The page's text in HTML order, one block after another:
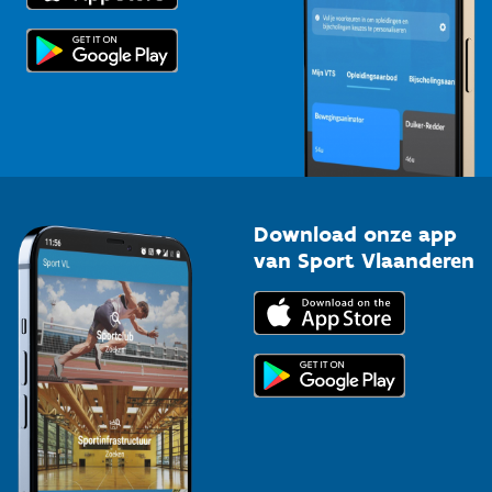
Topsporters
Download onze app
van Sport Vlaanderen